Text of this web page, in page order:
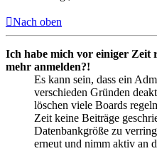
Nach oben
Ich habe mich vor einiger Zeit
mehr anmelden?!
Es kann sein, dass ein
verschieden Gründen
löschen viele Boards
Zeit keine Beiträge
Datenbankgröße zu
erneut und nimm aktiv an